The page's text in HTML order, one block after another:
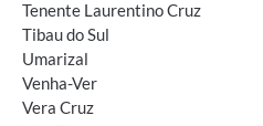
Tenente Laurentino Cruz
Tibau do Sul
Umarizal
Venha-Ver
Vera Cruz